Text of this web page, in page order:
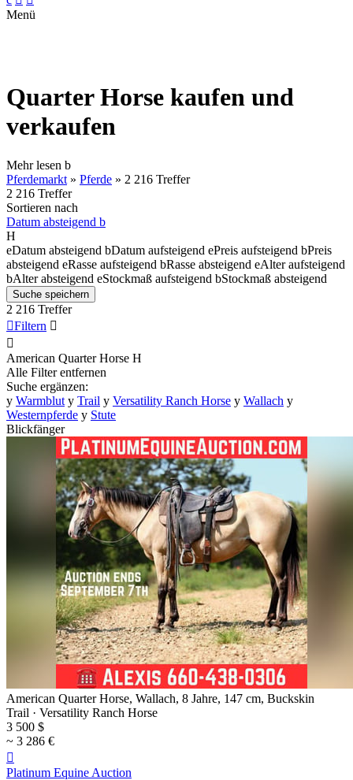
Menü
Quarter Horse kaufen und
verkaufen
Mehr lesen b
Pferdemarkt » Pferde » 2 216 Treffer
2 216 Treffer
Sortieren nach
Datum absteigend b
H
eDatum absteigend bDatum aufsteigend ePreis aufsteigend bPreis
absteigend eRasse aufsteigend bRasse absteigend eAlter aufsteigend
bAlter absteigend eStockmaß aufsteigend bStockmaß absteigend
Suche speichern
2 216 Treffer
Filtern 

American Quarter Horse H
Alle Filter entfernen
Suche ergänzen:
y Warmblut y Trail y Versatility Ranch Horse y Wallach y
Westernpferde y Stute
Blickfänger
American Quarter Horse, Wallach, 8 Jahre, 147 cm, Buckskin
Trail · Versatility Ranch Horse
3 500 $
~ 3 286 €

Platinum Equine Auction